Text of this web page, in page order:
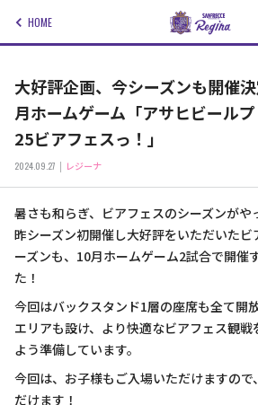
HOME
大好評企画、今シーズンも開催
月ホームゲーム「アサヒビール
25ビアフェスっ！」
2024.09.27 レジーナ
暑さも和らぎ、ビアフェスのシーズンがや
昨シーズン初開催し大好評をいただいた
ーズンも、10月ホームゲーム2試合で開催
た！
今回はバックスタンド1層の座席も全て開
エリアも設け、より快適なビアフェス観戦
よう準備しています。
今回は、お子様もご入場いただけますの
だけます！